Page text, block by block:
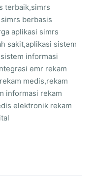
terbaik,simrs
berbasis
aplikasi simrs
sakit,aplikasi sistem
informasi
emr rekam
medis,rekam
informasi rekam
elektronik rekam